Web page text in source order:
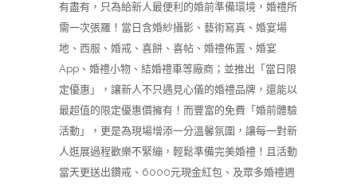
有盡有，只為給新人最便利的婚前準備環境，婚禮所
需一次張羅！當日含婚紗攝影、藝術寫真、婚宴場
地、西服、婚戒、喜餅、喜帖、婚禮佈置、婚宴
App、婚禮小物、結婚禮車等廠商；並推出「當日限
定優惠」，讓新人不只遇見心儀的婚禮品牌，還能以
最超值的限定優惠價擁有！而豐富的免費「婚前體驗
活動」，更是為現場增添一分溫馨氛圍，讓每一對新
人逛展過程歡樂不緊繃，輕鬆準備完美婚禮！且活動
當天更送出鑽戒、6000元現金紅包、及眾多婚禮週